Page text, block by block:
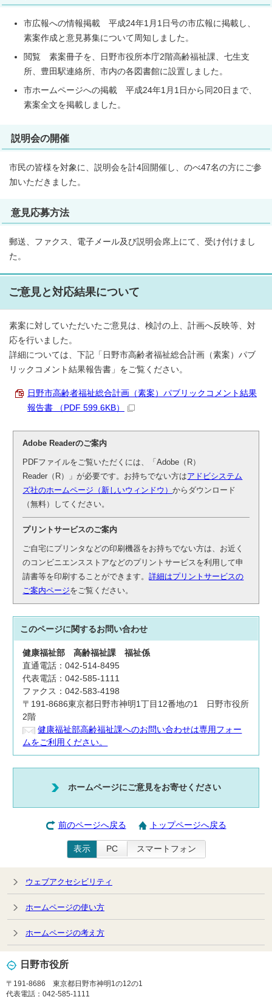
市広報への情報掲載 平成24年1月1日号の市広報に掲載し、
素案作成と意見募集について周知しました。
閲覧 素案冊子を、日野市役所本庁2階高齢福祉課、七生支
所、豊田駅連絡所、市内の各図書館に設置しました。
市ホームページへの掲載 平成24年1月1日から同20日まで、
素案全文を掲載しました。
説明会の開催
市民の皆様を対象に、説明会を計4回開催し、のべ47名の方にご参
加いただきました。
意見応募方法
郵送、ファクス、電子メール及び説明会席上にて、受け付けまし
た。
ご意見と対応結果について
素案に対していただいたご意見は、検討の上、計画へ反映等、対
応を行いました。
詳細については、下記「日野市高齢者福祉総合計画（素案）パブ
リックコメント結果報告書」をご覧ください。
日野市高齢者福祉総合計画（素案）パブリックコメント結果
報告書 （PDF 599.6KB）
Adobe Readerのご案内
PDFファイルをご覧いただくには、「Adobe（R）
Reader（R）」が必要です。お持ちでない方はアドビシステム
ズ社のホームページ（新しいウィンドウ）からダウンロード
（無料）してください。
プリントサービスのご案内
ご自宅にプリンタなどの印刷機器をお持ちでない方は、お近く
のコンビニエンスストアなどのプリントサービスを利用して申
請書等を印刷することができます。詳細はプリントサービスの
ご案内ページをご覧ください。
このページに関するお問い合わせ
健康福祉部高齢福祉課 福祉係
直通電話：042-514-8495
代表電話：042-585-1111
ファクス：042-583-4198
〒191-8686東京都日野市神明1丁目12番地の1 日野市役所
2階
健康福祉部高齢福祉課へのお問い合わせは専用フォー
ムをご利用ください。
ホームページにご意見をお寄せください
前のページへ戻る トップページへ戻る
表示 PC スマートフォン
ウェブアクセシビリティ
ホームページの使い方
ホームページの考え方
日野市役所
〒191-8686 東京都日野市神明1の12の1
代表電話：042-585-1111